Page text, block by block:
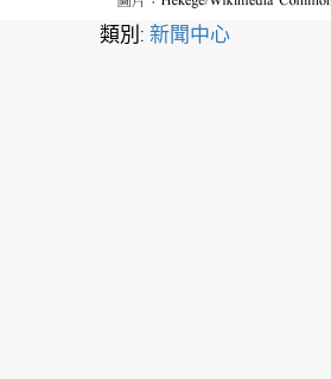
類別: 新聞中心